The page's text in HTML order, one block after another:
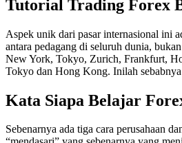
Tutorial Trading Forex
Aspek unik dari pasar internasional ini
antara pedagang di seluruh dunia,
New York, Tokyo, Zurich, Frankfurt,
Tokyo dan Hong Kong. Inilah sebabnya
Kata Siapa Belajar
Sebenarnya ada tiga cara perusahaan